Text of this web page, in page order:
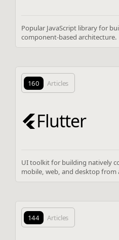
Popular JavaScript library for
component-based architecture.
160 Articles
Flutter
UI toolkit for building natively
mobile, web, and desktop from
144 Articles